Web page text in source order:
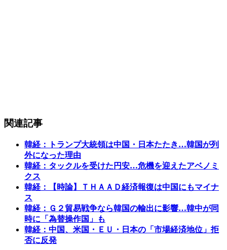
関連記事
韓経：トランプ大統領は中国・日本たたき…韓国が列
外になった理由
韓経：タックルを受けた円安…危機を迎えたアベノミ
クス
韓経：【時論】ＴＨＡＡＤ経済報復は中国にもマイナ
ス
韓経：Ｇ２貿易戦争なら韓国の輸出に影響…韓中が同
時に「為替操作国」も
韓経：中国、米国・ＥＵ・日本の「市場経済地位」拒
否に反発